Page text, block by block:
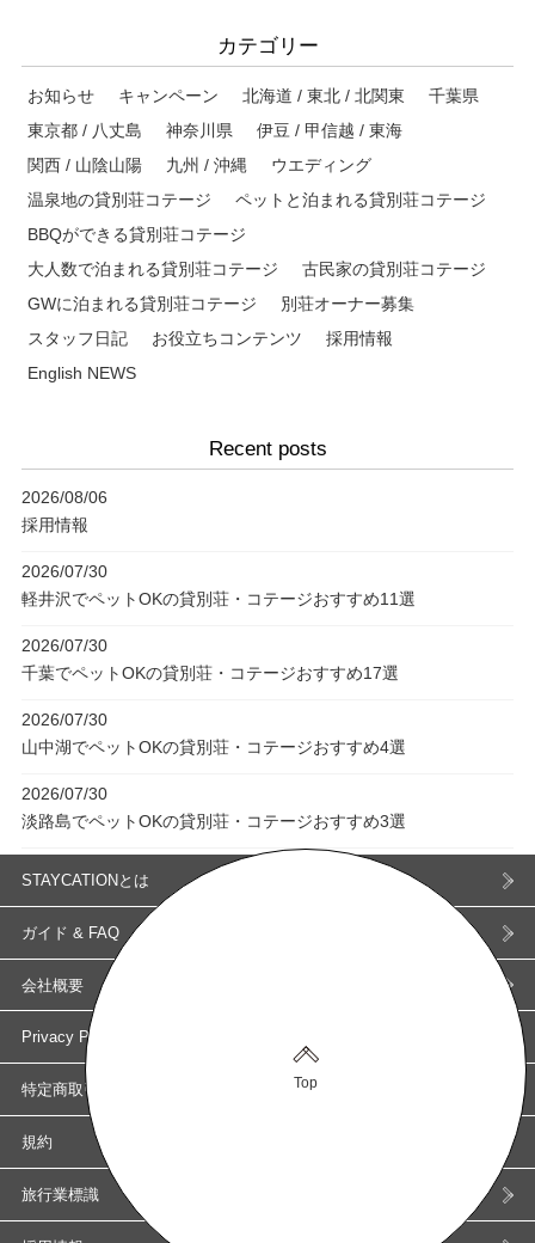
カテゴリー
お知らせ キャンペーン 北海道 / 東北 / 北関東
千葉県
東京都 / 八丈島
神奈川県
伊豆 / 甲信越 / 東海
関西 / 山陰山陽
九州 / 沖縄
ウエディング
温泉地の貸別荘コテージ
ペットと泊まれる貸別荘コテージ
BBQができる貸別荘コテージ
大人数で泊まれる貸別荘コテージ
古民家の貸別荘コテージ
GWに泊まれる貸別荘コテージ
別荘オーナー募集
スタッフ日記
お役立ちコンテンツ
採用情報
English NEWS
Recent posts
2026/08/06
採用情報
2026/07/30
軽井沢でペットOKの貸別荘・コテージおすすめ11選
2026/07/30
千葉でペットOKの貸別荘・コテージおすすめ17選
2026/07/30
山中湖でペットOKの貸別荘・コテージおすすめ4選
2026/07/30
淡路島でペットOKの貸別荘・コテージおすすめ3選
STAYCATIONとは
ガイド & FAQ
会社概要
Privacy Policy
特定商取引に基づく表示
規約
旅行業標識
Top